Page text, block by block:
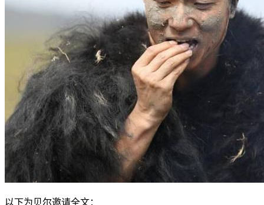
以下为贝尔邀请全文：